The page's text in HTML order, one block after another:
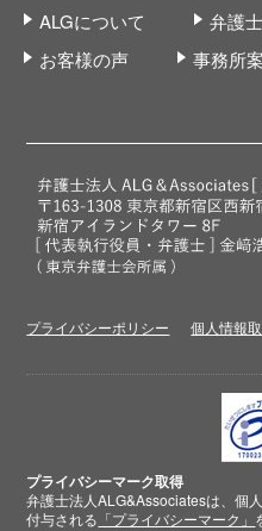
ALGについて
弁護
お客様の声
事務所
プライバシーポリシー 個人情報
プライバシーマーク取得
弁護士法人ALG&Associatesは、個
付与される 「プライバシーマーク」